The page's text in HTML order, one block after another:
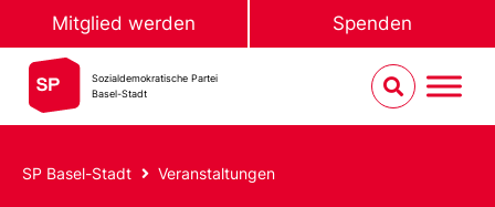
Mitglied werden Spenden
Sozialdemokratische Partei
Basel-Stadt
SP Basel-Stadt Veranstaltungen